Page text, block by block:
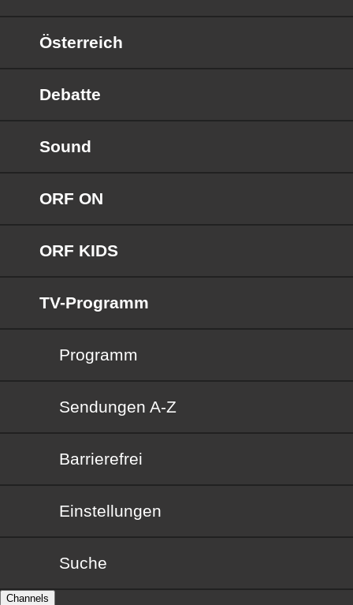
Österreich
Debatte
Sound
ORF ON
ORF KIDS
TV-Programm
Programm
Sendungen von A bis Z
Sendungen A-Z
Barrierefrei
Barrierefrei
Einstellungen
Suche
Channels